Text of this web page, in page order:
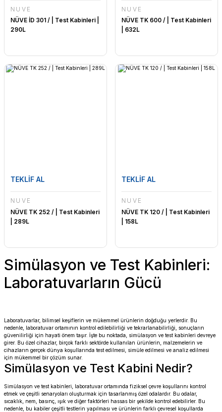
NÜVE
NÜVE İD 301 / | Test Kabinleri |
290L
NÜVE
NÜVE TK 600 / | Test Kabinleri
| 632L
TEKLİF AL
NÜVE
NÜVE TK 252 / | Test Kabinleri
| 289L
TEKLİF AL
NÜVE
NÜVE TK 120 / | Test Kabinleri
| 158L
Simülasyon ve Test Kabinleri:
Laboratuvarların Gücü
Laboratuvarlar, bilimsel keşiflerin ve mükemmel ürünlerin doğduğu yerlerdir. Bu
nedenle, laboratuvar ortamının kontrol edilebilirliği ve tekrarlanabilirliği, sonuçların
güvenilirliği için hayati önem taşır. İşte bu noktada, simülasyon ve test kabinleri devreye
girer. Bu özel cihazlar, birçok farklı sektörde kullanılan ürünlerin, malzemelerin ve
cihazların gerçek dünya koşullarında test edilmesi, simüle edilmesi ve analiz edilmesi
için mükemmel bir çözüm sunar.
Simülasyon ve Test Kabini Nedir?
Simülasyon ve test kabinleri, laboratuvar ortamında fiziksel çevre koşullarını kontrol
etmek ve çeşitli senaryoları oluşturmak için tasarlanmış özel odalardır. Bu odalar,
sıcaklık, nem, basınç, ışık ve diğer faktörleri hassas bir şekilde kontrol edebilirler. Bu
nedenle, bu kabiler çeşitli testlerin yapılması ve ürünlerin farklı çevresel koşullarda